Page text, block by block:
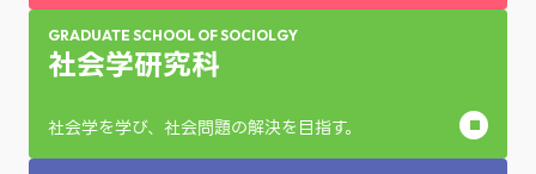
GRADUATE SCHOOL OF SOCIOLGY
社会学研究科
社会学を学び、社会問題の解決を目指す。